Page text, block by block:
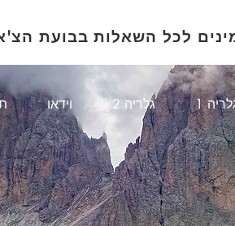
לכל השאלות בבועת
וידאו גלריה 2 גלריה